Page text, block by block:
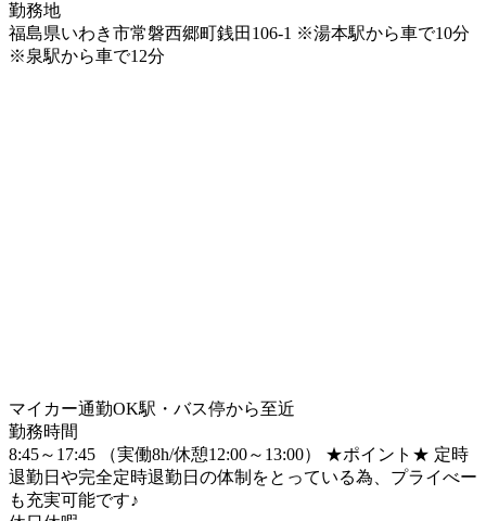
勤務地
福島県いわき市常磐西郷町銭田106-1 ※湯本駅から車で10分
※泉駅から車で12分
マイカー通勤OK駅・バス停から至近
勤務時間
8:45～17:45 （実働8h/休憩12:00～13:00） ★ポイント★ 定時
退勤日や完全定時退勤日の体制をとっている為、プライべー
も充実可能です♪